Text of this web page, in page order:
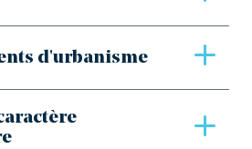
d'urbanisme